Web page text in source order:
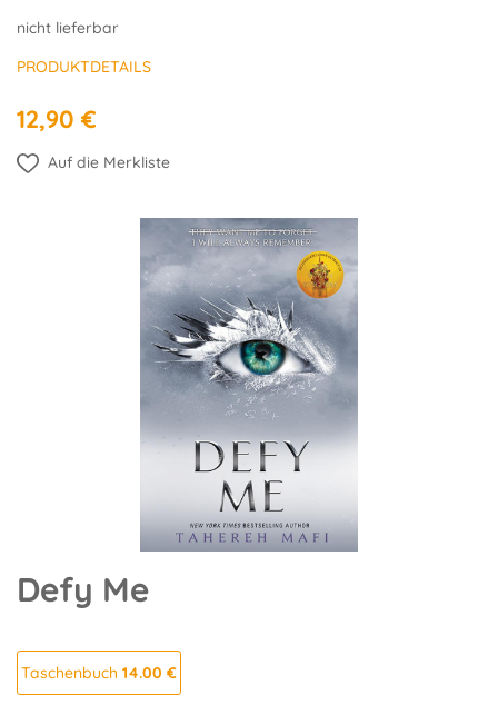
nicht lieferbar
PRODUKTDETAILS
12,90 €
Auf die Merkliste
Defy Me
Taschenbuch 14.00 €